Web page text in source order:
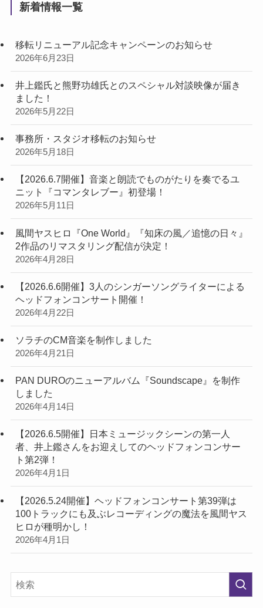
新着情報一覧
移転リニューアル記念キャンペーンのお知らせ
2026年6月23日
井上鑑氏と熊野功雄氏とのスペシャル対談映像が届き
ました！
2026年5月22日
事務所・スタジオ移転のお知らせ
2026年5月18日
【2026.6.7開催】音楽と朗読でものがたりを奏でるユ
ニット『コマンタレブー』初登場！
2026年5月11日
風間ヤスヒロ『One World』『知床の風／追憶の日々』
2作品のリマスタリング配信が決定！
2026年4月28日
【2026.6.6開催】3人のシンガーソングライターによる
ヘッドフォンコンサート開催！
2026年4月22日
ソラチのCM音楽を制作しました
2026年4月21日
PAN DUROのニューアルバム『Soundscape』を制作
しました
2026年4月14日
【2026.6.5開催】日本ミュージックシーンの第一人
者、井上鑑さんをお迎えしてのヘッドフォンコンサー
ト第2弾！
2026年4月1日
【2026.5.24開催】ヘッドフォンコンサート第39弾は
100トラックにも及ぶレコーディングの魔法を風間ヤス
ヒロが種明かし！
2026年4月1日